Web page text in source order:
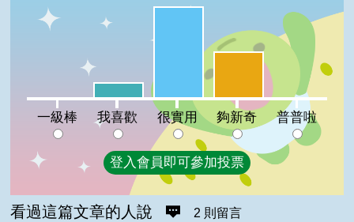
一級棒:0%
我喜歡:10%
夠新奇:30%
普普啦:0%
一級棒 我喜歡 很實用 夠新奇 普普啦
登入會員即可參加投票
看過這篇文章的人說 2 則留言